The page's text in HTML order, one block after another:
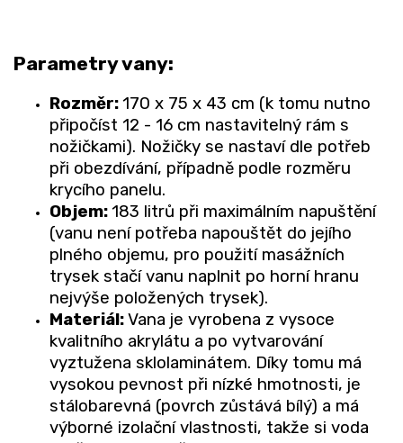
Parametry vany:
Rozměr:170 x 75 x 43 cm (k tomu nutno
připočíst 12 - 16 cm nastavitelný rám s
nožičkami). Nožičky se nastaví dle potřeb
při obezdívání, případně podle rozměru
krycího panelu.
Objem:183 litrů při maximálním napuštění
(vanu není potřeba napouštět do jejího
plného objemu, pro použití masážních
trysek stačí vanu naplnit po horní hranu
nejvýše položených trysek).
Materiál:Vana je vyrobena z vysoce
kvalitního akrylátu a po vytvarování
vyztužena sklolaminátem. Díky tomu má
vysokou pevnost při nízké hmotnosti, je
stálobarevná (povrch zůstává bílý) a má
výborné izolační vlastnosti, takže si voda